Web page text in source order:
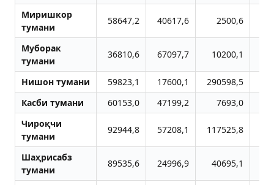
Миришкор
тумани
58647,2 40617,6 2500,6
Муборак
тумани
36810,6 67097,7 10200,1
Нишон тумани 59823,1 17600,1 290598,5
Касби тумани
60153,0 47199,2 7693,0
Чироқчи
тумани
92944,8 57208,1 117525,8
Шаҳрисабз
тумани
89535,6 24996,9 40695,1